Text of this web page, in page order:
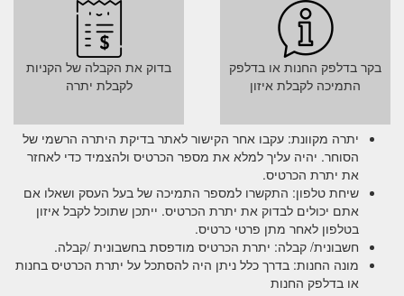
Gutschein Aschaffenburg - Restaurant Gutscheine online ...
Zu allen Gutscheinen für Restaurants Aschaffenburg.
Sie können unsere Gutscheine schnell und einfach
online bestellen. Der Gutschein wird Ihnen dann bsw.
per Post, E-Mail (PDF-Gutschein zum ausdrucken) oder
Geschenkgutschein zusätzlich per SMS ausliefern zu
lassen. Wenn Sie den Gutschein als Geschenk ...
https://www.yovite.com/Gutschein-Aschaffenburg.html
Gutschein Hamm - yovite.com
Sie können unsere
Gutscheine schnell und einfach online bestellen. Der
Gutschein wird Ihnen dann bsw. per Post, E-Mail (PDF-
Gutschein zum ausdrucken) oder Fax zugesandt. Es ist
sogar möglich den Geschenkgutschein zusätzlich per
SMS ausliefern zu lassen.
בדוק את הקבלה של הקניות
לקבלת יתרה
בקר בדלפק החנות או בדלפק
התמיכה לקבלת איזון
יתרה מקוונת: עקבו אחר הקישור לאתר בדיקת היתרה הרשמי של
הסוחר. יהיה עליך למלא את מספר הכרטיס ולהצמיד כדי לאחזר
את יתרת הכרטיס.
שיחת טלפון: התקשרו למספר התמיכה של בעל העסק ושאלו אם
אתם יכולים לבדוק את יתרת הכרטיס. ייתכן שתוכל לקבל איזון
בטלפון לאחר מתן פרטי כרטיס.
חשבונית/ קבלה: יתרת הכרטיס מודפסת בחשבונית /קבלה.
מונה החנות: בדרך כלל ניתן היה להסתכל על יתרת הכרטיס בחנות
או בדלפק החנות